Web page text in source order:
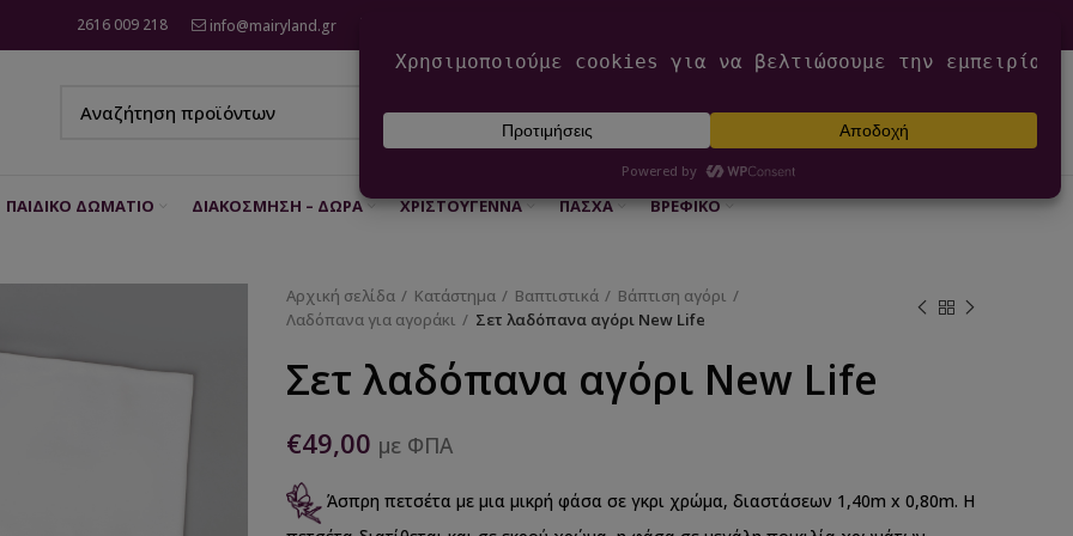
2616 009 218 info@mairyland.gr
ΕΊΣΟΔΟΣ / ΕΓΓΡΑΦΉ €0,00
ΠΑΙΔΙΚΌ ΔΩΜΆΤΙΟ ΔΙΑΚΌΣΜΗΣΗ – ΔΏΡΑ ΧΡΙΣΤΟΎΓΕΝΝΑ ΠΆΣΧΑ ΒΡΕΦΙΚΌ
Αρχική σελίδα Κατάστημα Βαπτιστικά
Βάπτιση αγόρι
Λαδόπανα για αγοράκι
Σετ λαδόπανα αγόρι New Life
Σετ λαδόπανα αγόρι New Life
€49,00 με ΦΠΑ
Άσπρη πετσέτα με μια μικρή φάσα σε γκρι χρώμα, διαστάσεων 1,40m x 0,80m. Η